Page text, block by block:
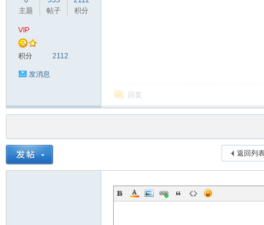
主题
帖子
积分
VIP
积分 2112
发消息
回复
返回列